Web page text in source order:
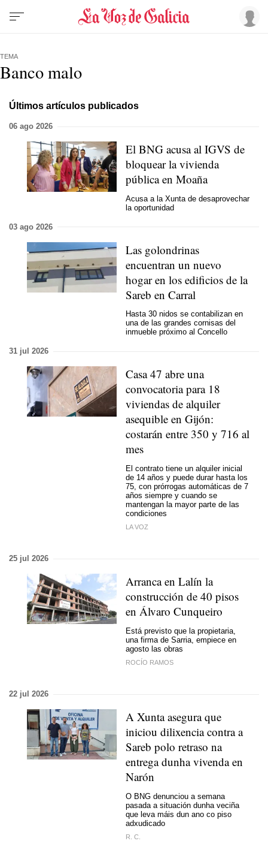
TEMA
Banco malo
Últimos artículos publicados
06 ago 2026
El BNG acusa al IGVS de
bloquear la vivienda
pública en Moaña
Acusa a la Xunta de desaprovechar
la oportunidad
03 ago 2026
Las golondrinas
encuentran un nuevo
hogar en los edificios de la
Sareb en Carral
Hasta 30 nidos se contabilizan en
una de las grandes cornisas del
inmueble próximo al Concello
31 jul 2026
Casa 47 abre una
convocatoria para 18
viviendas de alquiler
asequible en Gijón:
costarán entre 350 y 716 al
mes
El contrato tiene un alquiler inicial
de 14 años y puede durar hasta los
75, con prórrogas automáticas de 7
años siempre y cuando se
mantengan la mayor parte de las
condiciones
LA VOZ
25 jul 2026
Arranca en Lalín la
construcción de 40 pisos
en Álvaro Cunqueiro
Está previsto que la propietaria,
una firma de Sarria, empiece en
agosto las obras
ROCÍO RAMOS
22 jul 2026
A Xunta asegura que
iniciou dilixencia contra a
Sareb polo retraso na
entrega dunha vivenda en
Narón
O BNG denunciou a semana
pasada a situación dunha veciña
que leva máis dun ano co piso
adxudicado
R. C.